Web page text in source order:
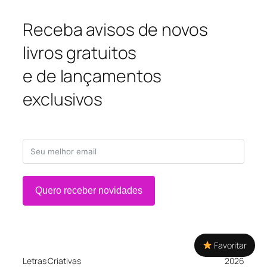
Receba avisos de novos
livros gratuitos
e de lançamentos
exclusivos
Quero receber novidades
Letras Criativas 2026
Favoritar